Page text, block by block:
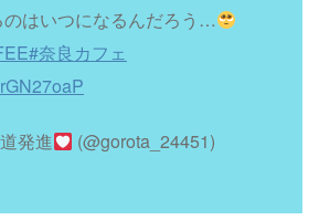
はいつになるんだろう…
#奈良カフェ
発進
(@gorota_24451)